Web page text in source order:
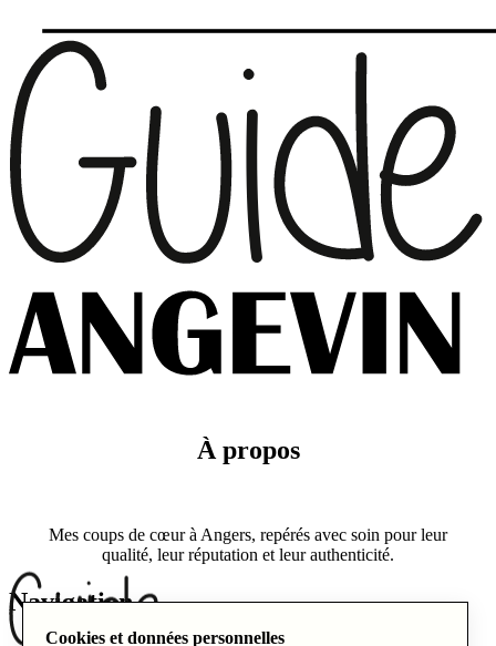
À propos
Mes coups de cœur à Angers, repérés avec soin pour leur
qualité, leur réputation et leur authenticité.
Navigation
Cookies et données personnelles